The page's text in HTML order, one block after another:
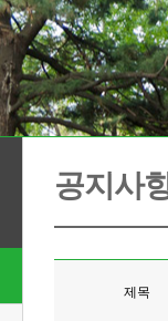
공지사
제목